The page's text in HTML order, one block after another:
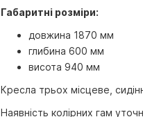
Габаритні розміри:
довжина 1870 мм
глибина 600 мм
висота 940 мм
Кресла трьох місцеве,
Наявність колірних гам